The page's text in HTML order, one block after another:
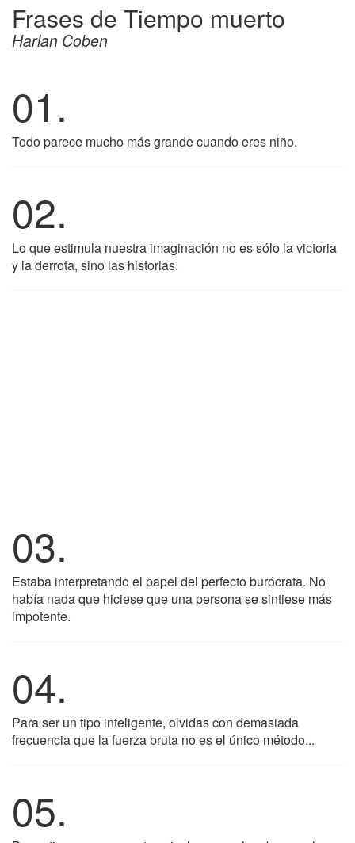
Frases de Tiempo muerto
Harlan Coben
01.
Todo parece mucho más grande cuando eres niño.
02.
Lo que estimula nuestra imaginación no es sólo la victoria
y la derrota, sino las historias.
03.
Estaba interpretando el papel del perfecto burócrata. No
había nada que hiciese que una persona se sintiese más
impotente.
04.
Para ser un tipo inteligente, olvidas con demasiada
frecuencia que la fuerza bruta no es el único método...
05.